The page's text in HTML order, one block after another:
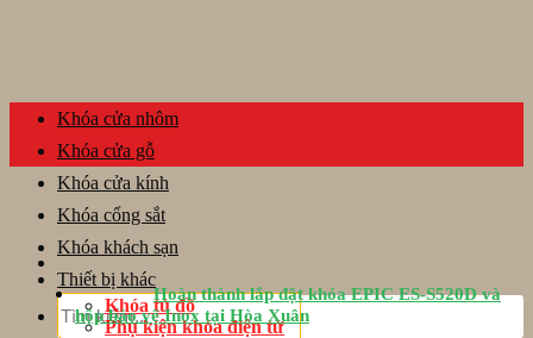
Tìm
kiếm:
Khóa cửa nhôm
Khóa cửa gỗ
Khóa cửa kính
Khóa cổng sắt
Khóa khách sạn
Thiết bị khác
Khóa tủ đồ
Phụ kiện khóa điện tử
Hoàn thành lắp đặt khóa EPIC ES-S520D và
hộp bảo vệ Inox tại Hòa Xuân